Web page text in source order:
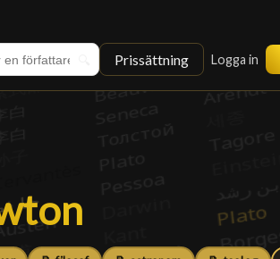
Prissättning Logga in